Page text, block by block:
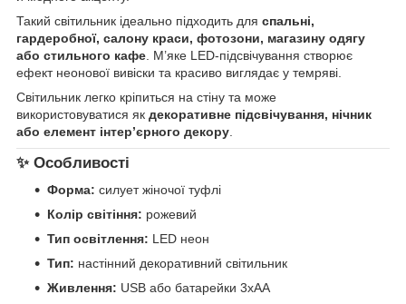
Такий світильник ідеально підходить для спальні,
гардеробної, салону краси, фотозони, магазину одягу
або стильного кафе . М’яке LED-підсвічування створює
ефект неонової вивіски та красиво виглядає у темряві.
Світильник легко кріпиться на стіну та може
використовуватися як декоративне підсвічування, нічник
або елемент інтер’єрного декору
✨ Особливості
Форма: силует жіночої туфлі
Колір світіння: рожевий
Тип освітлення: LED неон
Тип: настінний декоративний світильник
Живлення: USB або батарейки 3xAA